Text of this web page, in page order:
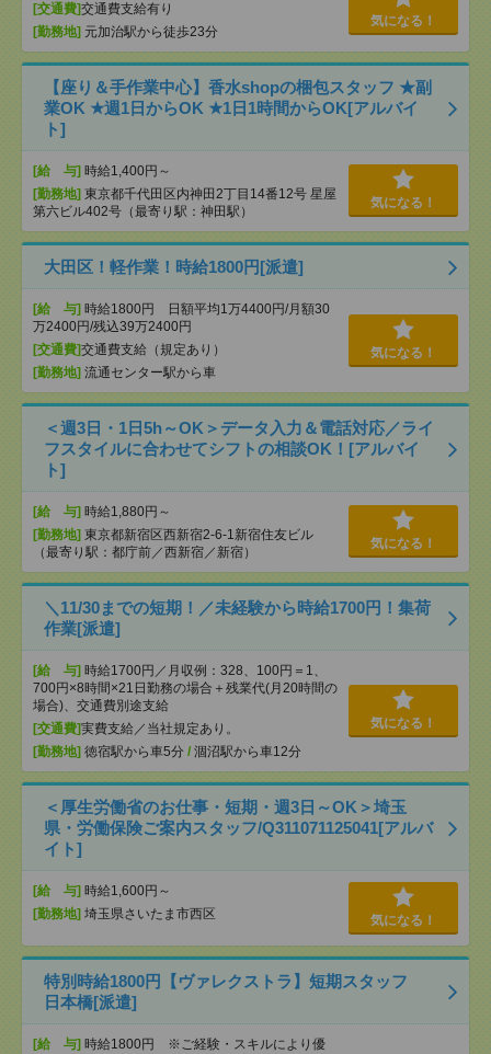
[交通費]交通費支給有り
[勤務地] 元加治駅から徒歩23分
気になる！
【座り＆手作業中心】香水shopの梱包スタッフ ★副
業OK ★週1日からOK ★1日1時間からOK[アルバイ
ト]
[給 与] 時給1,400円～
[勤務地] 東京都千代田区内神田2丁目14番12号 星屋
第六ビル402号（最寄り駅：神田駅）
気になる！
大田区！軽作業！時給1800円[派遣]
[給 与] 時給1800円 日額平均1万4400円/月額30
万2400円/残込39万2400円
[交通費]交通費支給（規定あり）
[勤務地] 流通センター駅から車
気になる！
＜週3日・1日5h～OK＞データ入力＆電話対応／ライ
フスタイルに合わせてシフトの相談OK！[アルバイ
ト]
[給 与] 時給1,880円～
[勤務地] 東京都新宿区西新宿2-6-1新宿住友ビル
（最寄り駅：都庁前／西新宿／新宿）
気になる！
＼11/30までの短期！／未経験から時給1700円！集荷
作業[派遣]
[給 与] 時給1700円／月収例：328、100円＝1、
700円×8時間×21日勤務の場合＋残業代(月20時間の
場合)、交通費別途支給
[交通費]実費支給／当社規定あり。
[勤務地] 徳宿駅から車5分 / 涸沼駅から車12分
気になる！
＜厚生労働省のお仕事・短期・週3日～OK＞埼玉
県・労働保険ご案内スタッフ/Q311071125041[アルバ
イト]
[給 与] 時給1,600円～
[勤務地] 埼玉県さいたま市西区 気になる！
特別時給1800円【ヴァレクストラ】短期スタッフ
日本橋[派遣]
[給 与] 時給1800円 ※ご経験・スキルにより優